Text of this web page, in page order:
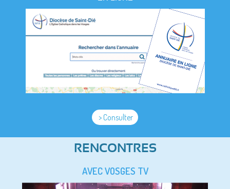
> Consulter
RENCONTRES
AVEC VOSGES TV